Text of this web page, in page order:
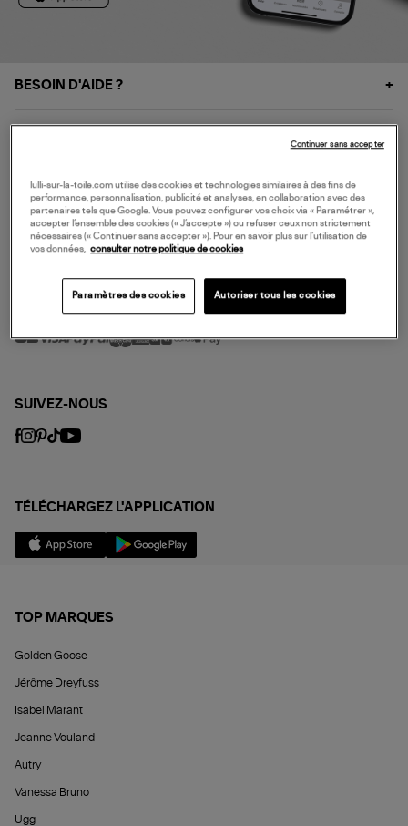
BESOIN D'AIDE ?
NOS SERVICES
SERVICE CLIENT
MODE DE PAIEMENT
SUIVEZ-NOUS
TÉLÉCHARGEZ L'APPLICATION
TOP MARQUES
Golden Goose
Jérôme Dreyfuss
Isabel Marant
Jeanne Vouland
Autry
Vanessa Bruno
Ugg
lulli-sur-la-toile.com utilise des cookies et technologies similaires à des fins de
performance, personnalisation, publicité et analyses, en collaboration avec des
partenaires tels que Google. Vous pouvez configurer vos choix via « Paramétrer »,
accepter l’ensemble des cookies (« J’accepte ») ou refuser ceux non strictement
nécessaires (« Continuer sans accepter »). Pour en savoir plus sur l’utilisation de
vos données,
consulter notre politique de cookies
Paramètres des cookies Autoriser tous les cookies
Continuer sans accepter